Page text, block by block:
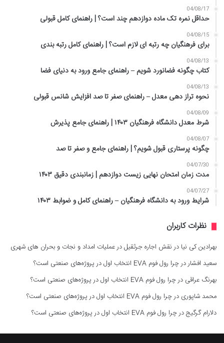
04/08/17
حداقل نمره تک ماده دوازدهم چند است؟ | راهنمای کامل قبولی
04/08/15
برای فرهنگیان چه رتبه ای لازم است؟ | راهنمای کامل رتبه بندی
04/08/13
کتاب چگونه فضانورد شویم – راهنمای جامع ورود به دنیای فضا
04/08/13
نحوه تراز دهی معدل – راهنمای صفر تا صد افزایش شانس قبولی
04/08/09
شرط معدل دانشگاه فرهنگیان ۱۴۰۳ | راهنمای جامع پذیرش
04/08/07
چگونه پرستاری قبول شویم؟ | راهنمای جامع و صفر تا صد
04/07/30
مدت زمان امتحان نهایی زیست دوازدهم | زمانبندی دقیق ۱۴۰۳
04/07/27
شرایط ورود به دانشگاه فرهنگیان – راهنمای کامل و ضوابط ۱۴۰۳
نظرات کاربران
بهرادین کی نیا درنقش اجاره جرثقیل در عملیات امداد و نجات و بحران های شهری
سعید افشاردرچرا رول فوم EVA انتخاب اول در پروژه‌های صنعتی است؟
بهرنگ عراقی درچرا رول فوم EVA انتخاب اول در پروژه‌های صنعتی است؟
محمد شاپوری درچرا رول فوم EVA انتخاب اول در پروژه‌های صنعتی است؟
دلارام گرگیجدرچرا رول فوم EVA انتخاب اول در پروژه‌های صنعتی است؟